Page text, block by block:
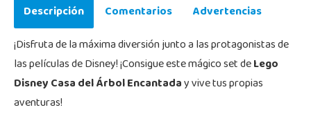
Descripción Comentarios
Advertencias
¡Disfruta de la máxima diversión junto a las protagonistas de
las películas de Disney! ¡Consigue este mágico set deLego
Disney Casa del Árbol Encantaday vive tus propias
aventuras!